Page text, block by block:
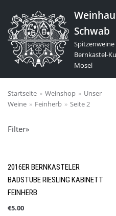
Zum
Inhalt
springen
Schwab
Spitzenweine
Bernkastel-
Mosel
Nach Preis filtern
Produkt-Kategorien
Startseite » Weinshop » Unser
Weine » Feinherb » Seite 2
Filter»
2016ER BERNKASTELER
BADSTUBE RIESLING KABINETT
FEINHERB
€5.00